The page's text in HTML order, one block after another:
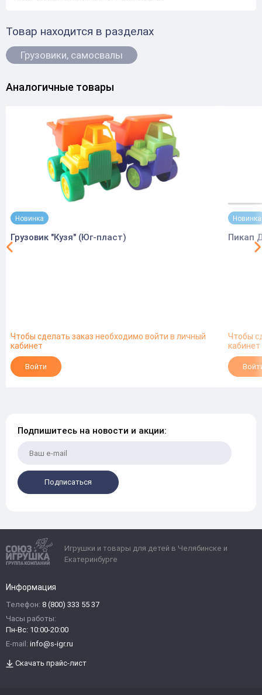
Товар находится в разделах
Грузовики, самосвалы
Аналогичные товары
Новинка
Грузовик "Кузя" (Юг-пласт)
Чтобы сделать заказ необходимо войти в личный
кабинет
Войти
Новинка
Пикап
Чтобы
кабинет
Подпишитесь на новости и акции:
Подписаться
Игрушки и товары для детей в Челябинске и
Екатеринбурге
Информация
Телефон: 8 (800) 333 55 37
Часы работы:
Пн-Вс: 10:00-20:00
E-mail: info@s-igr.ru
Скачать прайс-лист